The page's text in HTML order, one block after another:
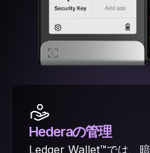
Hederaの管理
Ledger Wallet™では、